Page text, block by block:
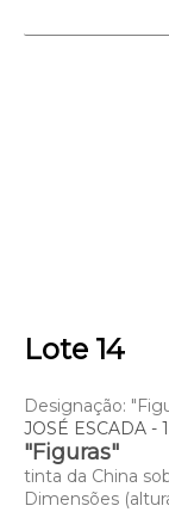
Lote 14
Designação:
JOSÉ ESCADA -
"Figuras"
tinta da China
Dimensões